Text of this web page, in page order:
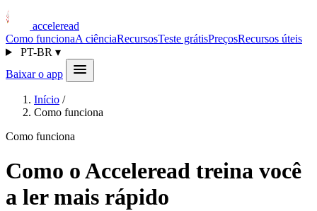
acceleread
Como funcionaA ciênciaRecursosTeste grátisPreçosRecursos úteis
PT-BR ▾
Baixar o app
Início /
Como funciona
Como funciona
Como o Acceleread treina você
a ler mais rápido